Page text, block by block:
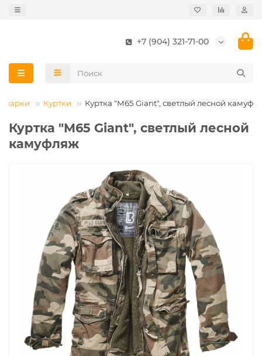
+7 (904) 321-71-00
парки Куртки Куртка "M65 Giant", светлый лесной
Куртка "M65 Giant", светлый лесной
камуфляж